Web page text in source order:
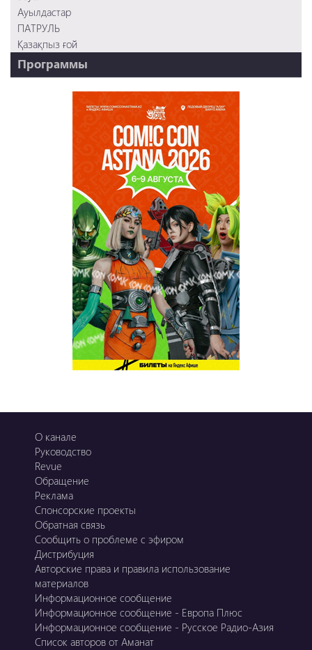
Ауылдастар
ПАТРУЛЬ
Қазақпыз ғой
Программы
Ұ-Night show
О канале
Руководство
Revue
Обращение
Реклама
Спонсорские проекты
Обратная связь
Сообщить о проблеме с эфиром
Дистрибуция
Авторские права и правила использование
материалов
Информационное сообщение
Информационное сообщение - Европа Плюс
Информационное сообщение - Русское Радио-Азия
Список авторов от Аманат